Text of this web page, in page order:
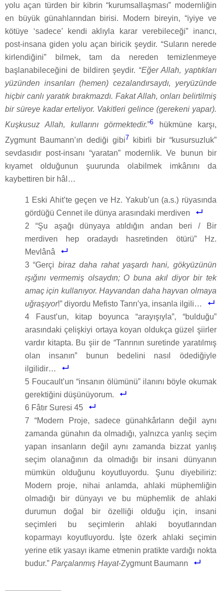
yolu açan türden bir kibrin “kurumsallaşması” modernliğin
en büyük günahlarından birisi. Modern bireyin, “iyiye ve
kötüye ‘sadece’ kendi aklıyla karar verebileceği” inancı,
post-insana giden yolu açan biricik şeydir. “Suların nerede
kirlendiğini” bilmek, tam da nereden temizlenmeye
başlanabileceğini de bildiren şeydir. “Eğer Allah, yaptıkları
yüzünden insanları (hemen) cezalandırsaydı, yeryüzünde
hiçbir canlı yaratık bırakmazdı. Fakat Allah, onları belirtilmiş
bir süreye kadar erteliyor. Vakitleri gelince (gerekeni yapar).
Kuşkusuz Allah, kullarını görmektedir.”6 hükmüne karşı,
Zygmunt Baumann’ın dediği gibi7 kibirli bir “kusursuzluk”
sevdasıdır post-insanı “yaratan” modernlik. Ve bunun bir
kıyamet olduğunun şuurunda olabilmek imkânını da
kaybettiren bir hâl…
1 Eski Ahit’te geçen ve Hz. Yakub’un (a.s.) rüyasında
gördüğü Cennet ile dünya arasındaki merdiven
2 “Şu aşağı dünyaya atıldığın andan beri / Bir
merdiven hep oradaydı hasretinden ötürü” Hz.
Mevlânâ
3 “Gerçi biraz daha rahat yaşardı hani, gökyüzünün
ışığını vermemiş olsaydın; O buna akıl diyor bir tek
amaç için kullanıyor. Hayvandan daha hayvan olmaya
uğraşıyor!” diyordu Mefisto Tanrı’ya, insanla ilgili…
4 Faust’un, kitap boyunca “arayışıyla”, “bulduğu”
arasındaki çelişkiyi ortaya koyan oldukça güzel şiirler
vardır kitapta. Bu şiir de “Tanrının suretinde yaratılmış
olan insanın” bunun bedelini nasıl ödediğiyle
ilgilidir…
5 Foucault’un “insanın ölümünü” ilanını böyle okumak
gerektiğini düşünüyorum.
6 Fâtır Suresi 45
7 “Modern Proje, sadece günahkârların değil aynı
zamanda günahın da olmadığı, yalnızca yanlış seçim
yapan insanların değil aynı zamanda bizzat yanlış
seçim olanağının da olmadığı bir insani dünyanın
mümkün olduğunu koyutluyordu. Şunu diyebiliriz:
Modern proje, nihai anlamda, ahlaki müphemliğin
olmadığı bir dünyayı ve bu müphemlik de ahlaki
durumun doğal bir özelliği olduğu için, insani
seçimleri bu seçimlerin ahlaki boyutlarından
koparmayı koyutluyordu. İşte özerk ahlaki seçimin
yerine etik yasayı ikame etmenin pratikte vardığı nokta
budur.” Parçalanmış Hayat-Zygmunt Baumann